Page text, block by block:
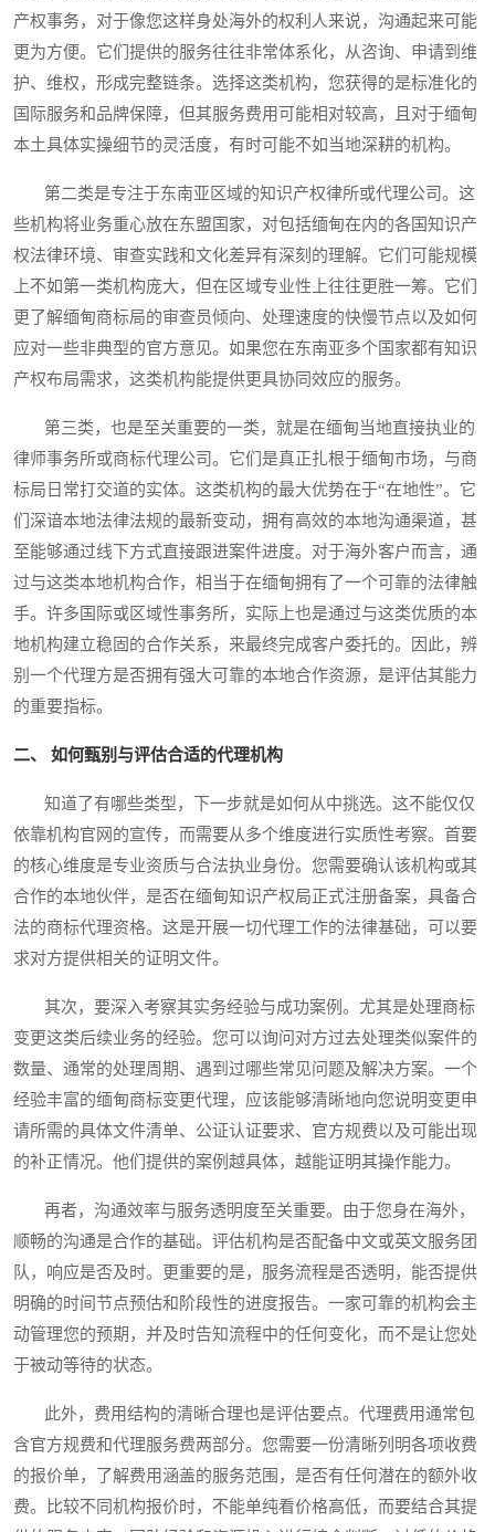
产权事务，对于像您这样身处海外的权利人来说，沟通起来可能
更为方便。它们提供的服务往往非常体系化，从咨询、申请到维
护、维权，形成完整链条。选择这类机构，您获得的是标准化的
国际服务和品牌保障，但其服务费用可能相对较高，且对于缅甸
本土具体实操细节的灵活度，有时可能不如当地深耕的机构。
第二类是专注于东南亚区域的知识产权律所或代理公司。这
些机构将业务重心放在东盟国家，对包括缅甸在内的各国知识产
权法律环境、审查实践和文化差异有深刻的理解。它们可能规模
上不如第一类机构庞大，但在区域专业性上往往更胜一筹。它们
更了解缅甸商标局的审查员倾向、处理速度的快慢节点以及如何
应对一些非典型的官方意见。如果您在东南亚多个国家都有知识
产权布局需求，这类机构能提供更具协同效应的服务。
第三类，也是至关重要的一类，就是在缅甸当地直接执业的
律师事务所或商标代理公司。它们是真正扎根于缅甸市场，与商
标局日常打交道的实体。这类机构的最大优势在于“在地性”。它
们深谙本地法律法规的最新变动，拥有高效的本地沟通渠道，甚
至能够通过线下方式直接跟进案件进度。对于海外客户而言，通
过与这类本地机构合作，相当于在缅甸拥有了一个可靠的法律触
手。许多国际或区域性事务所，实际上也是通过与这类优质的本
地机构建立稳固的合作关系，来最终完成客户委托的。因此，辨
别一个代理方是否拥有强大可靠的本地合作资源，是评估其能力
的重要指标。
二、 如何甄别与评估合适的代理机构
知道了有哪些类型，下一步就是如何从中挑选。这不能仅仅
依靠机构官网的宣传，而需要从多个维度进行实质性考察。首要
的核心维度是专业资质与合法执业身份。您需要确认该机构或其
合作的本地伙伴，是否在缅甸知识产权局正式注册备案，具备合
法的商标代理资格。这是开展一切代理工作的法律基础，可以要
求对方提供相关的证明文件。
其次，要深入考察其实务经验与成功案例。尤其是处理商标
变更这类后续业务的经验。您可以询问对方过去处理类似案件的
数量、通常的处理周期、遇到过哪些常见问题及解决方案。一个
经验丰富的缅甸商标变更代理，应该能够清晰地向您说明变更申
请所需的具体文件清单、公证认证要求、官方规费以及可能出现
的补正情况。他们提供的案例越具体，越能证明其操作能力。
再者，沟通效率与服务透明度至关重要。由于您身在海外，
顺畅的沟通是合作的基础。评估机构是否配备中文或英文服务团
队，响应是否及时。更重要的是，服务流程是否透明，能否提供
明确的时间节点预估和阶段性的进度报告。一家可靠的机构会主
动管理您的预期，并及时告知流程中的任何变化，而不是让您处
于被动等待的状态。
此外，费用结构的清晰合理也是评估要点。代理费用通常包
含官方规费和代理服务费两部分。您需要一份清晰列明各项收费
的报价单，了解费用涵盖的服务范围，是否有任何潜在的额外收
费。比较不同机构报价时，不能单纯看价格高低，而要结合其提